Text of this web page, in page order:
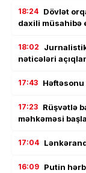
18:24 Dövlət
daxili müsahibə
18:02
nəticələri
17:43 Həftəsonu
17:23 Rüşvətlə
məhkəməsi
17:04
16:09 Putin